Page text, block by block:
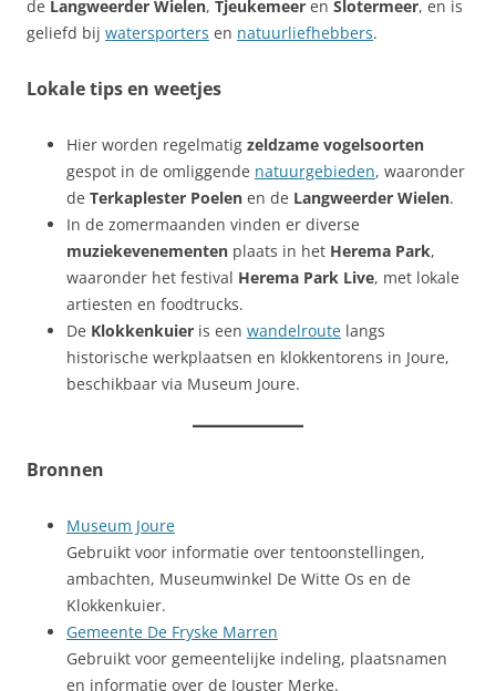
de Langweerder Wielen, Tjeukemeer en Slotermeer, en is
geliefd bij watersporters en natuurliefhebbers.
Lokale tips en weetjes
Hier worden regelmatig zeldzame vogelsoorten
gespot in de omliggende natuurgebieden, waaronder
de Terkaplester Poelen en de Langweerder Wielen.
In de zomermaanden vinden er diverse
muziekevenementen plaats in het Herema Park,
waaronder het festival Herema Park Live, met lokale
artiesten en foodtrucks.
De Klokkenkuier is een wandelroute langs
historische werkplaatsen en klokkentorens in Joure,
beschikbaar via Museum Joure.
Bronnen
Museum Joure
Gebruikt voor informatie over tentoonstellingen,
ambachten, Museumwinkel De Witte Os en de
Klokkenkuier.
Gemeente De Fryske Marren
Gebruikt voor gemeentelijke indeling, plaatsnamen
en informatie over de Jouster Merke.